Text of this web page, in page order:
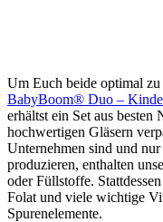
Um Euch beide optimal
BabyBoom® Duo –
erhältst ein Set aus besten
hochwertigen Gläsern
Unternehmen sind und
produzieren, enthalten
oder Füllstoffe.
Folat und viele wichtige
Spurenelemente.